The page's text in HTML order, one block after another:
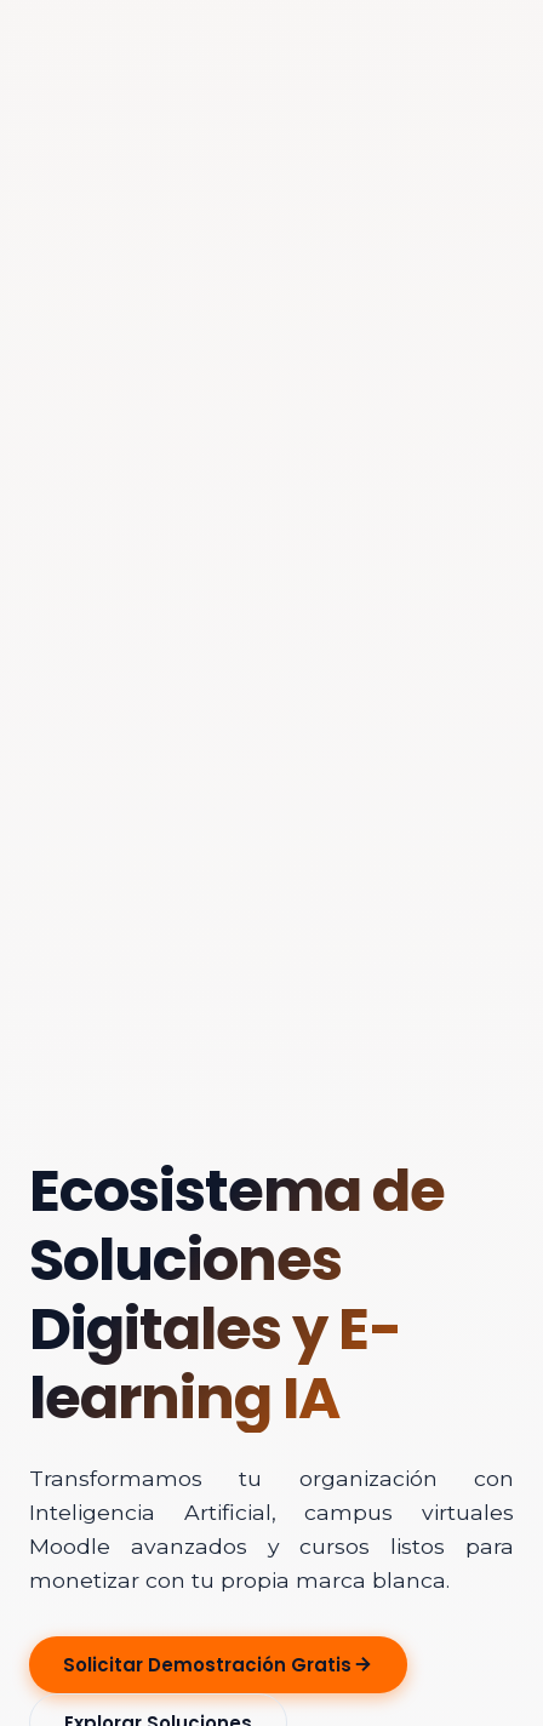
Ecosistema de
Soluciones
Digitales y E-
learning IA
Transformamos tu organización con
Inteligencia Artificial, campus virtuales
Moodle avanzados y cursos listos para
monetizar con tu propia marca blanca.
Solicitar Demostración Gratis